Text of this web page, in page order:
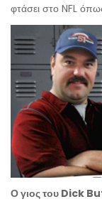
φτάσει στο NFL
Ο γιος του Dick